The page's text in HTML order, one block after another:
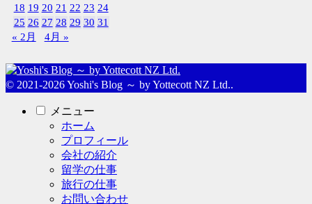
18 19 20 21 22 23 24
25 26 27 28 29 30 31
« 2月
4月 »
© 2021-2026 Yoshi's Blog ～ by Yottecott NZ Ltd..
メニュー
ホーム
プロフィール
会社の紹介
留学の仕事
旅行の仕事
お問い合わせ